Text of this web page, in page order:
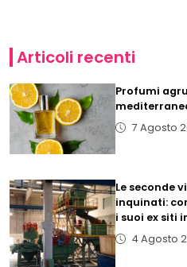
Articoli recenti
Profumi
7 Agosto
Le seconde
inquinati:
i suoi ex siti
4 Agosto